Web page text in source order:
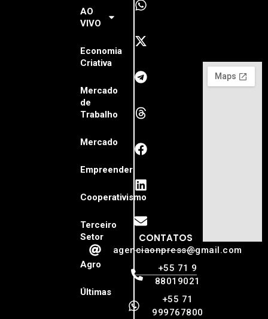
AO
VIVO
Economia
Criativa
Mercado
de
Trabalho
Mercado
Empreender
Cooperativismo
Terceiro
Setor
Agro
Últimas
CONTATOS
agenciaonpress@gmail.com
+55 71 9
88019021
+55 71
999767800